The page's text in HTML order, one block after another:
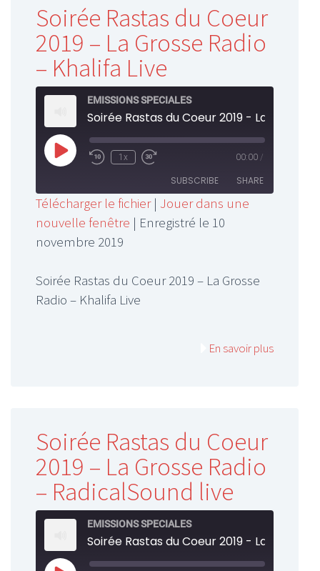
Soirée Rastas du Coeur
2019 – La Grosse Radio
– Khalifa Live
EMISSIONS SPECIALES
Play
EpisodeRewind
Seconds
1x
Fast
Forward
30
seconds
00:00 /
SUBSCRIBE SHARE
SHARE
EMBED
Télécharger le fichier| Jouer dans une
nouvelle fenêtre | Enregistré le 10
novembre 2019
Soirée Rastas du Coeur 2019 – La Grosse
Radio – Khalifa Live
En savoir plus
Soirée Rastas du Coeur
2019 – La Grosse Radio
– RadicalSound live
EMISSIONS SPECIALES